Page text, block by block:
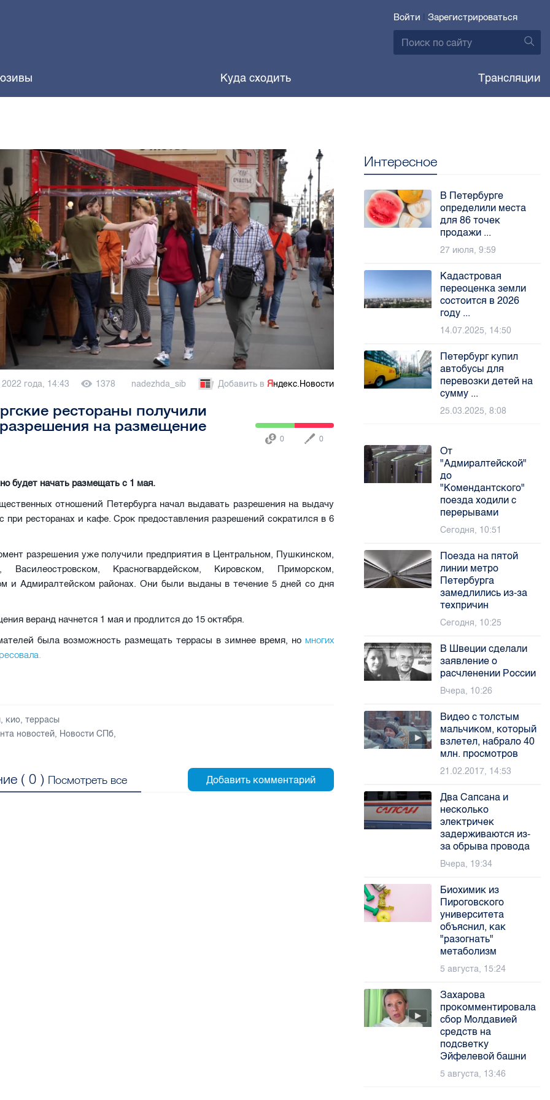
Войти | Зарегистрироваться
Куда сходить Трансляции
года, 14:43 1378 nadezhda_sib Добавить в Яндекс.Новости
рестораны получили
на размещение
0 0
будет начать размещать с 1 мая.
отношений Петербурга начал выдавать разрешения на выдачу
при ресторанах и кафе. Срок предоставления разрешений сократился в 6
разрешения уже получили предприятия в Центральном, Пушкинском,
Василеостровском, Красногвардейском, Кировском, Приморском,
и Адмиралтейском районах. Они были выданы в течение 5 дней со дня
веранд начнется 1 мая и продлится до 15 октября.
была возможность размещать террасы в зимнее время, но многих
, кио,террасы
новостей, Новости СПб,
(0 ) Посмотреть все
Интересное
В Петербурге
определили места
для 86 точек
продажи ...
27 июля, 9:59
Кадастровая
переоценка земли
состоится в 2026
году ...
14.07.2025, 14:50
Петербург купил
автобусы для
перевозки детей на
сумму ...
25.03.2025, 8:08
От
"Адмиралтейской"
до
"Комендантского"
поезда ходили с
перерывами
Сегодня, 10:51
Поезда на пятой
линии метро
Петербурга
замедлились из-за
техпричин
Сегодня, 10:25
В Швеции сделали
заявление о
расчленении России
Вчера, 10:26
Видео с толстым
мальчиком, который
взлетел, набрало 40
млн. просмотров
21.02.2017, 14:53
Два Сапсана и
несколько
электричек
задерживаются из-
за обрыва провода
Вчера, 19:34
Биохимик из
Пироговского
университета
объяснил, как
"разогнать"
метаболизм
5 августа, 15:24
Захарова
прокомментировала
сбор Молдавией
средств на
подсветку
Эйфелевой башни
5 августа, 13:46